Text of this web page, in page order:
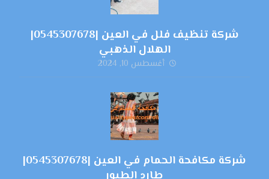
شركة تنظيف فلل في العين |0545307678|
الهلال الذهبي
أغسطس 10, 2024
شركة مكافحة الحمام في العين |0545307678|